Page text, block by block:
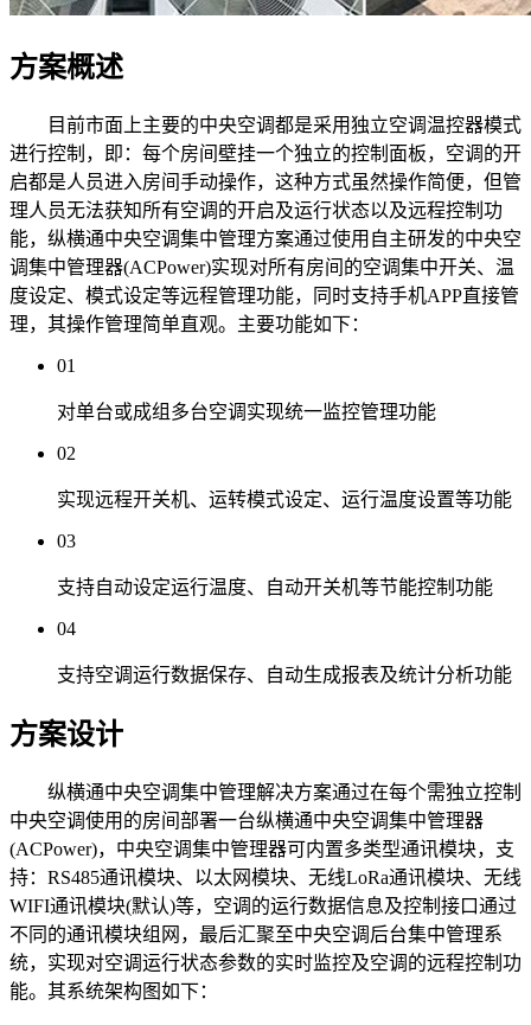
方案概述
目前市面上主要的中央空调都是采用独立空调温控器模式
进行控制，即：每个房间壁挂一个独立的控制面板，空调的开
启都是人员进入房间手动操作，这种方式虽然操作简便，但管
理人员无法获知所有空调的开启及运行状态以及远程控制功
能，纵横通中央空调集中管理方案通过使用自主研发的中央空
调集中管理器(ACPower)实现对所有房间的空调集中开关、温
度设定、模式设定等远程管理功能，同时支持手机APP直接管
理，其操作管理简单直观。主要功能如下：
01
对单台或成组多台空调实现统一监控管理功能
02
实现远程开关机、运转模式设定、运行温度设置等功能
03
支持自动设定运行温度、自动开关机等节能控制功能
04
支持空调运行数据保存、自动生成报表及统计分析功能
方案设计
纵横通中央空调集中管理解决方案通过在每个需独立控制
中央空调使用的房间部署一台纵横通中央空调集中管理器
(ACPower)，中央空调集中管理器可内置多类型通讯模块，支
持：RS485通讯模块、以太网模块、无线LoRa通讯模块、无线
WIFI通讯模块(默认)等，空调的运行数据信息及控制接口通过
不同的通讯模块组网，最后汇聚至中央空调后台集中管理系
统，实现对空调运行状态参数的实时监控及空调的远程控制功
能。其系统架构图如下：